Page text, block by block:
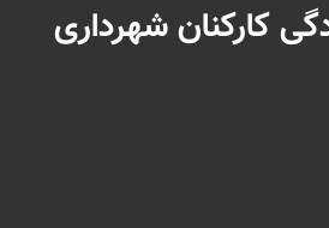
کارکنان شهرداری